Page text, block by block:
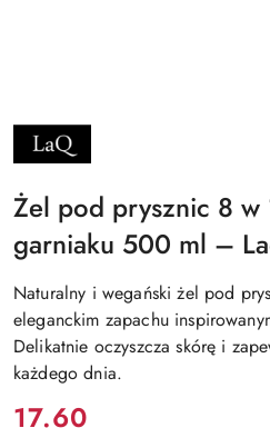
NAZWA
PRODUCENTA:
LAQ
Żel pod prysznic 8 w
garniaku 500 ml –
Naturalny i wegański żel pod
eleganckim zapachu
Delikatnie oczyszcza skórę i
każdego dnia.
Cena:
17.60